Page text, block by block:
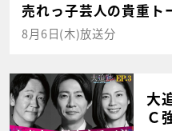
売れっ子芸人の貴重ト
8月6日(木)放送分
大
Ｃ